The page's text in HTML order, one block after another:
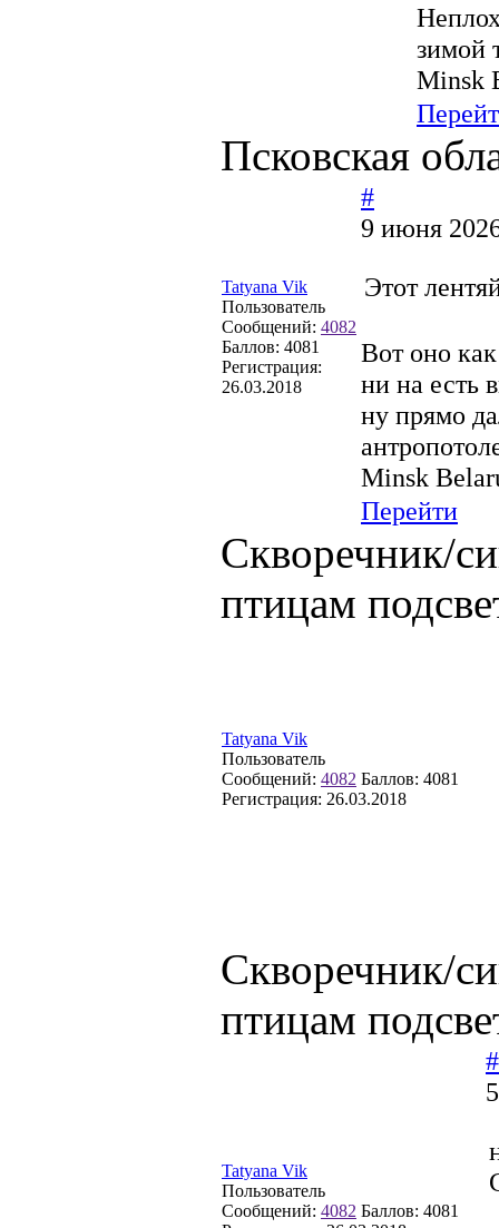
зимой
Minsk
Псковская
Tatyana Vik
Пользователь
Сообщений: 4082
Баллов: 4081
Регистрация:
26.03.2018
#
9 июня
Этот
Вот оно
ни на есть
ну прямо
Minsk
Перейти
Скворечник/
птицам
Tatyana Vik
Пользователь
Сообщений: 4082 Баллов: 4081
Регистрация: 26.03.2018
Скворечник/
птицам
Tatyana Vik
Пользователь
Сообщений: 4082 Баллов: 4081
#